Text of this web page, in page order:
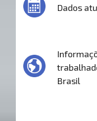
Dados
Brasil